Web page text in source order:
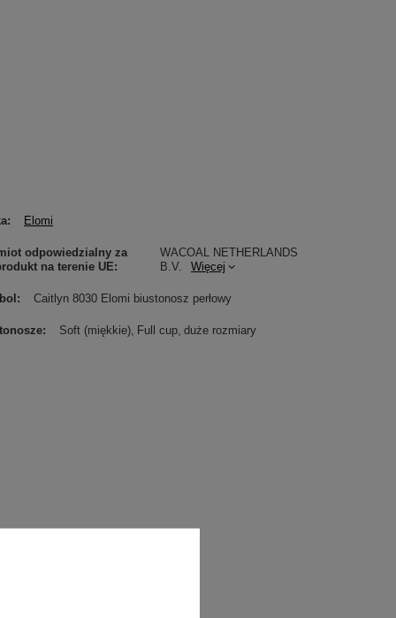
Elomi
odpowiedzialny za
na terenie UE
WACOAL NETHERLANDS
B.V.
Więcej
Caitlyn 8030 Elomi biustonosz perłowy
Soft (miękkie) Full cup duże rozmiary